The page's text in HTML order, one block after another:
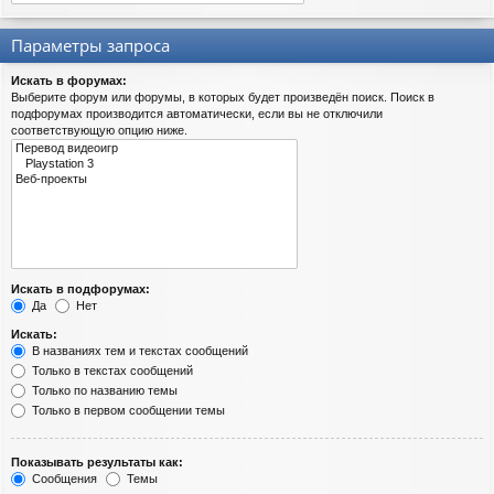
Параметры запроса
Искать в форумах:
Выберите форум или форумы, в которых будет произведён поиск. Поиск в
подфорумах производится автоматически, если вы не отключили
соответствующую опцию ниже.
Искать в подфорумах:
Да
Нет
Искать:
В названиях тем и текстах сообщений
Только в текстах сообщений
Только по названию темы
Только в первом сообщении темы
Показывать результаты как:
Сообщения
Темы